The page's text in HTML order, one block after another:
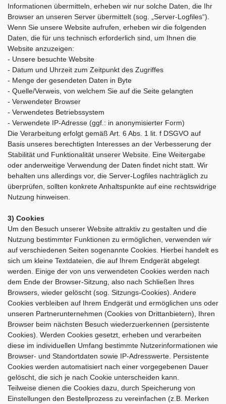
Informationen übermitteln, erheben wir nur solche Daten, die Ihr
Browser an unseren Server übermittelt (sog. „Server-Logfiles“).
Wenn Sie unsere Website aufrufen, erheben wir die folgenden
Daten, die für uns technisch erforderlich sind, um Ihnen die
Website anzuzeigen:
- Unsere besuchte Website
- Datum und Uhrzeit zum Zeitpunkt des Zugriffes
- Menge der gesendeten Daten in Byte
- Quelle/Verweis, von welchem Sie auf die Seite gelangten
- Verwendeter Browser
- Verwendetes Betriebssystem
- Verwendete IP-Adresse (ggf.: in anonymisierter Form)
Die Verarbeitung erfolgt gemäß Art. 6 Abs. 1 lit. f DSGVO auf
Basis unseres berechtigten Interesses an der Verbesserung der
Stabilität und Funktionalität unserer Website. Eine Weitergabe
oder anderweitige Verwendung der Daten findet nicht statt. Wir
behalten uns allerdings vor, die Server-Logfiles nachträglich zu
überprüfen, sollten konkrete Anhaltspunkte auf eine rechtswidrige
Nutzung hinweisen.
3) Cookies
Um den Besuch unserer Website attraktiv zu gestalten und die
Nutzung bestimmter Funktionen zu ermöglichen, verwenden wir
auf verschiedenen Seiten sogenannte Cookies. Hierbei handelt es
sich um kleine Textdateien, die auf Ihrem Endgerät abgelegt
werden. Einige der von uns verwendeten Cookies werden nach
dem Ende der Browser-Sitzung, also nach Schließen Ihres
Browsers, wieder gelöscht (sog. Sitzungs-Cookies). Andere
Cookies verbleiben auf Ihrem Endgerät und ermöglichen uns oder
unseren Partnerunternehmen (Cookies von Drittanbietern), Ihren
Browser beim nächsten Besuch wiederzuerkennen (persistente
Cookies). Werden Cookies gesetzt, erheben und verarbeiten
diese im individuellen Umfang bestimmte Nutzerinformationen wie
Browser- und Standortdaten sowie IP-Adresswerte. Persistente
Cookies werden automatisiert nach einer vorgegebenen Dauer
gelöscht, die sich je nach Cookie unterscheiden kann.
Teilweise dienen die Cookies dazu, durch Speicherung von
Einstellungen den Bestellprozess zu vereinfachen (z.B. Merken